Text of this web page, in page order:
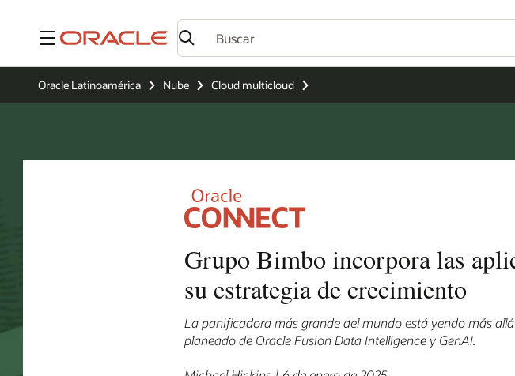
Menú
Oracle Latinoamérica Nube Cloud multicloud
Grupo Bimbo incorpora las
su estrategia de crecimiento
La panificadora más grande del mundo está yendo más
planeado de Oracle Fusion Data Intelligence y GenAI.